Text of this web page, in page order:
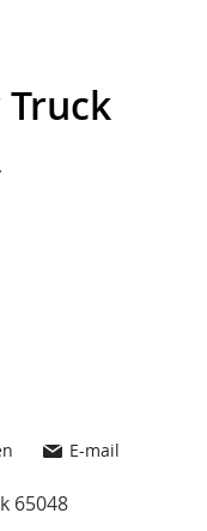
Truck
E-mail
65048